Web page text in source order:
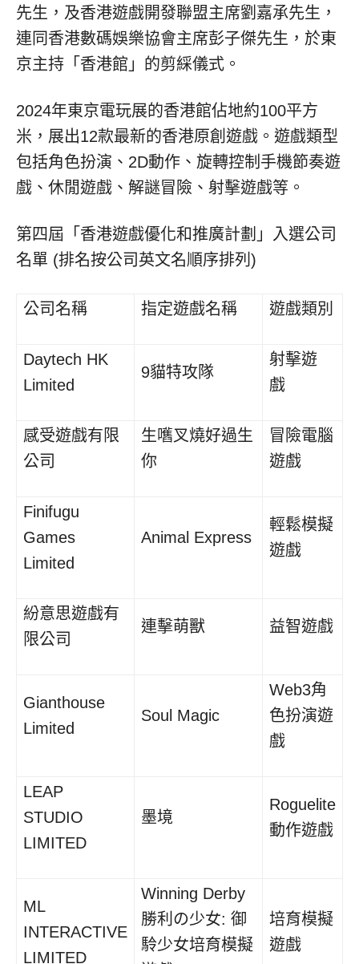
先生，及香港遊戲開發聯盟主席劉嘉承先生，
連同香港數碼娛樂協會主席彭子傑先生，於東
京主持「香港館」的剪綵儀式。
2024年東京電玩展的香港館佔地約100平方
米，展出12款最新的香港原創遊戲。遊戲類型
包括角色扮演、2D動作、旋轉控制手機節奏遊
戲、休閒遊戲、解謎冒險、射擊遊戲等。
第四屆「香港遊戲優化和推廣計劃」入選公司
名單 (排名按公司英文名順序排列)
公司名稱 指定遊戲名稱 遊戲類別
Daytech HK
Limited
9貓特攻隊
射擊遊
戲
感受遊戲有限
公司
生嚿叉燒好過生
你
冒險電腦
遊戲
Finifugu
Games
Limited
Animal Express
輕鬆模擬
遊戲
紛意思遊戲有
限公司
連擊萌獸 益智遊戲
Gianthouse
Limited
Soul Magic
Web3角
色扮演遊
戲
LEAP
STUDIO
LIMITED
墨境
Roguelite
動作遊戲
ML
INTERACTIVE
LIMITED
Winning Derby
勝利の少女: 御
駖少女培育模擬
培育模擬
遊戲